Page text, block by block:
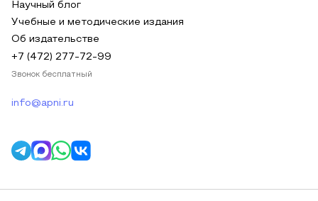
Научный блог
Учебные и методические издания
Об издательстве
+7 (472) 277-72-99
Звонок бесплатный
info@apni.ru